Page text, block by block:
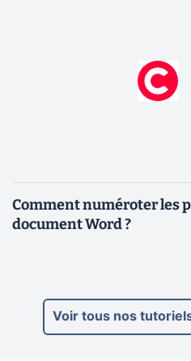
Comment numéroter les
document Word ?
Voir tous nos